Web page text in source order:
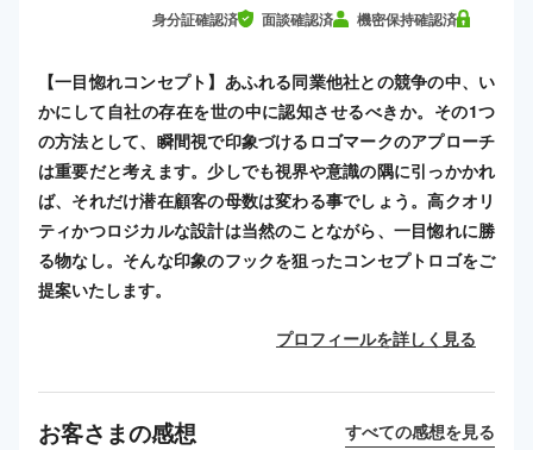
身分証確認済 面談確認済 機密保持確認済
【一目惚れコンセプト】あふれる同業他社との競争の中、い
かにして自社の存在を世の中に認知させるべきか。その1つ
の方法として、瞬間視で印象づけるロゴマークのアプローチ
は重要だと考えます。少しでも視界や意識の隅に引っかかれ
ば、それだけ潜在顧客の母数は変わる事でしょう。高クオリ
ティかつロジカルな設計は当然のことながら、一目惚れに勝
る物なし。そんな印象のフックを狙ったコンセプトロゴをご
提案いたします。
プロフィールを詳しく見る
お客さまの感想 すべての感想を見る